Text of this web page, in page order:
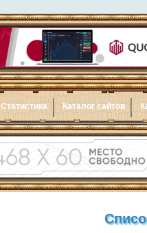
Статистика Каталог сайтов